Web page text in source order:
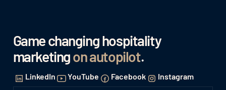
Game changing hospitality
marketingon autopilot.
LinkedIn YouTube Facebook Instagram